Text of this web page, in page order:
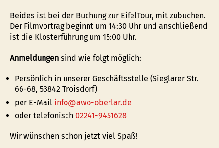
Beides ist bei der Buchung zur EifelTour, mit zubuchen.
Der Filmvortrag beginnt um 14:30 Uhr und anschließend
ist die Klosterführung um 15:00 Uhr.
Anmeldungen sind wie folgt möglich:
Persönlich in unserer Geschäftsstelle (Sieglarer Str.
66-68, 53842 Troisdorf)
per E-Mail info@awo-oberlar.de
oder telefonisch 02241-9451628
Wir wünschen schon jetzt viel Spaß!